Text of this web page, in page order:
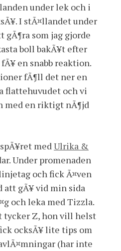
under lek och i
I stÃ¤llandet under
gÃ¶ra som jag gjorde
boll bakÃ¥t efter
en snabb reaktion.
fÃ¶ll det ner en
och vi
med en riktigt nÃ¶jd
medUlrika &
Under promenaden
och fick Ã¤ven
att gÃ¥ vid min sida
och leka med Tizzla.
tycker Z, hon vill helst
ocksÃ¥ lite tips om
(har inte